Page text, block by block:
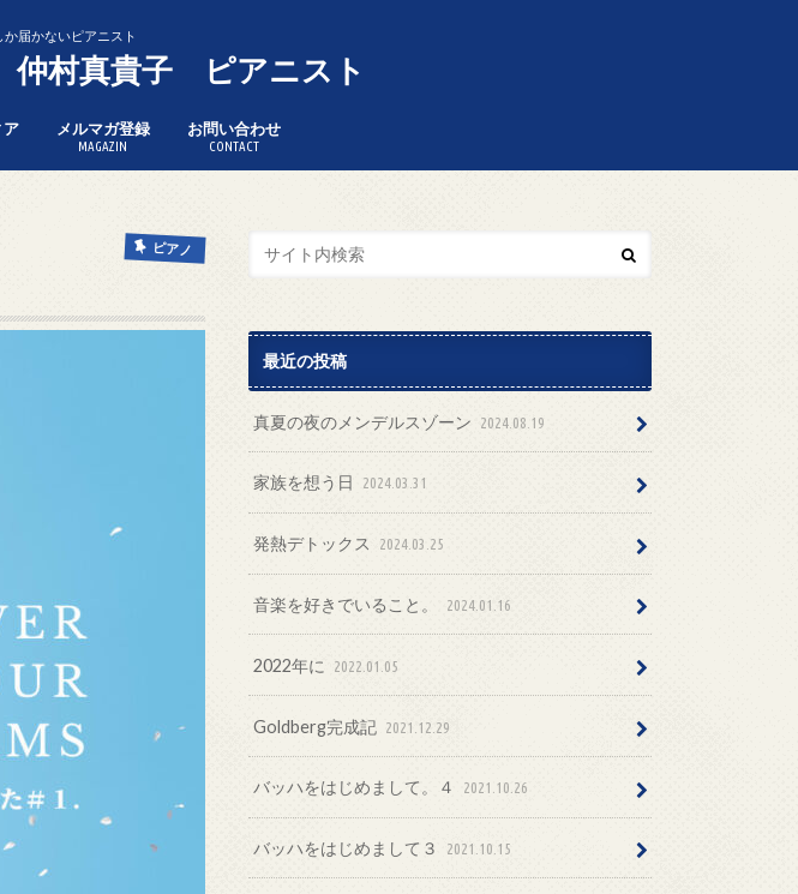
届かないピアニスト
仲村真貴子 ピアニスト
ア メルマガ登録
MAGAZIN
お問い合わせ
CONTACT
ピアノ
最近の投稿
真夏の夜のメンデルスゾーン 2024.08.19
家族を想う日 2024.03.31
発熱デトックス 2024.03.25
音楽を好きでいること。 2024.01.16
2022年に 2022.01.05
Goldberg完成記 2021.12.29
バッハをはじめまして。４ 2021.10.26
バッハをはじめまして３ 2021.10.15